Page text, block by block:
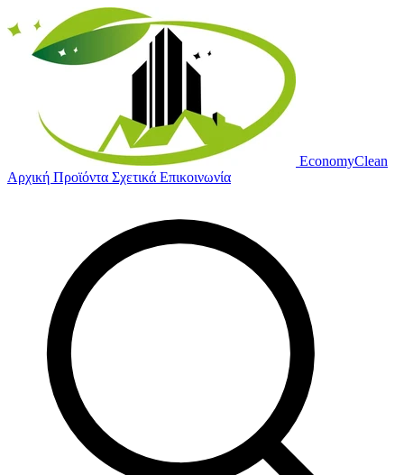
EconomyClean
Αρχική Προϊόντα Σχετικά Επικοινωνία